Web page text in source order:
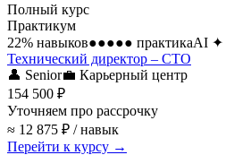
Полный курс
Практикум
22% навыков●●●●● практикаAI ✦
Технический директор – CTO
👤 Senior💼 Карьерный центр
154 500 ₽
Уточняем про рассрочку
≈ 12 875 ₽ / навык
Перейти к курсу →